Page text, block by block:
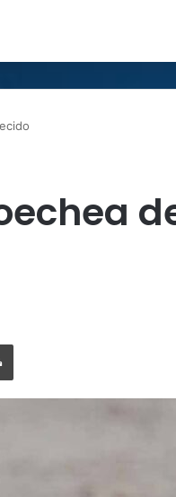
electrónico
Imprimir